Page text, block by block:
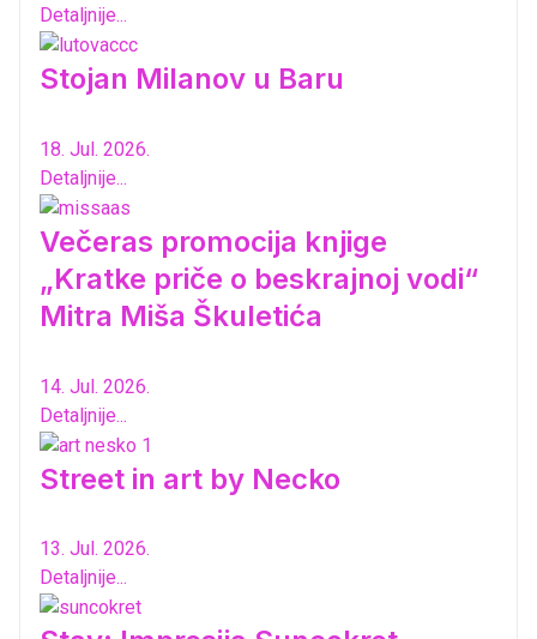
Detaljnije...
Stojan Milanov u Baru
18. Jul. 2026.
Detaljnije...
Večeras promocija knjige
„Kratke priče o beskrajnoj vodi“
Mitra Miša Škuletića
14. Jul. 2026.
Detaljnije...
Street in art by Necko
13. Jul. 2026.
Detaljnije...